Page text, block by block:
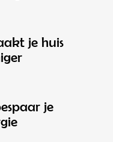
je huis
je